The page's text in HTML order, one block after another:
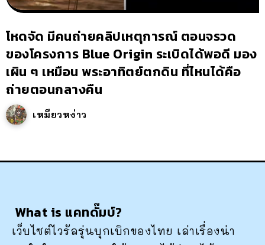
โหดจัด มีคนถ่ายคลิปเหตุการณ์ ตอนจรวด
ของโครงการ Blue Origin ระเบิดได้พอดี มอง
เผิน ๆ เหมือน พระอาทิตย์ตกดิน ที่ไหนได้คือ
ถ่ายตอนกลางคืน
เหมียวหง่าว
What is แคทดั๊มบ์?
เว็บไซต์ไวรัลรุ่นบุกเบิกของไทย เล่าเรื่องน่า